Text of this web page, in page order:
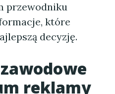
przewodniku
które
decyzję.
reklamy